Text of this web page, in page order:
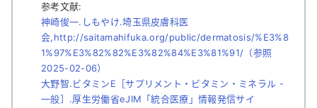
参考文献:
神崎俊一.しもやけ.埼玉県皮膚科医
会,http://saitamahifuka.org/public/dermatosis/%E3%8
1%97%E3%82%82%E3%82%84%E3%81%91/（参照
2025-02-06）
大野智.ビタミンE［サプリメント・ビタミン・ミネラル -
一般］.厚生労働省eJIM「統合医療」情報発信サイ